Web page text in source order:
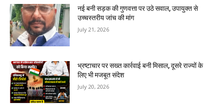
नई बनी सड़क की गुणवत्ता पर उठे सवाल, उपायुक्त से
उच्चस्तरीय जांच की मांग
July 21, 2026
भ्रष्टाचार पर सख्त कार्रवाई बनी मिसाल, दूसरे राज्यों के
लिए भी मजबूत संदेश
July 20, 2026